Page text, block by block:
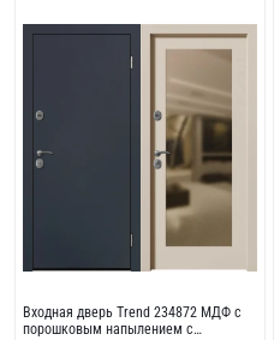
Входная дверь Trend 234872 МДФ с
порошковым напылением с